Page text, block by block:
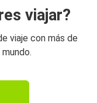
viajar?
viaje con más de